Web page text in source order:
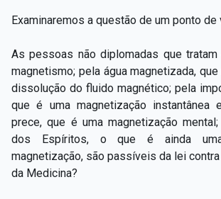
Examinaremos a questão de um ponto
As pessoas não diplomadas que
magnetismo; pela água magnetizada,
dissolução do fluido magnético; pela
que é uma magnetização instantânea
prece, que é uma magnetização
dos Espíritos, o que é ainda
magnetização, são passíveis da lei
da Medicina?